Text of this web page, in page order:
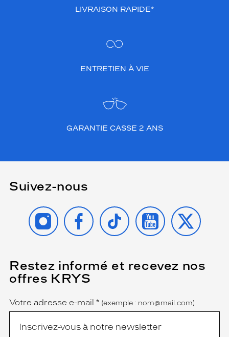
LIVRAISON RAPIDE*
ENTRETIEN À VIE
GARANTIE CASSE 2 ANS
Suivez-nous
INSTAGRAMFACEBOOK
TIKTOK YOUTUBE
X
Restez informé et recevez nos
offres KRYS
Name
Votre adresse e-mail *
(Ce
champ
est
(exemple : nom@mail.com)